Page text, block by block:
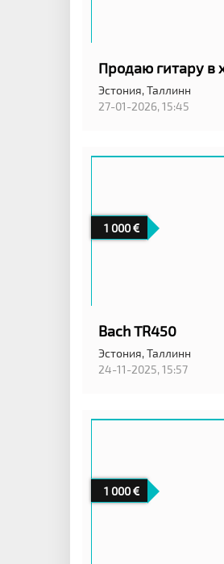
Эстония,Таллинн
27-01-2026, 15:45
1 000
Bach TR450
Эстония,Таллинн
24-11-2025, 15:57
1 000